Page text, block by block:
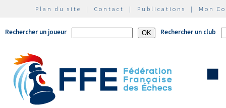
Plan du site | Contact | Publications | Mon
Rechercher un joueur Rechercher un club